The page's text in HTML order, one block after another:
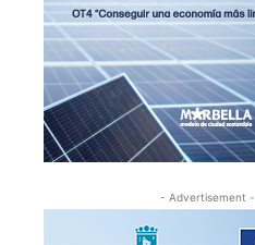
- Advertisement -